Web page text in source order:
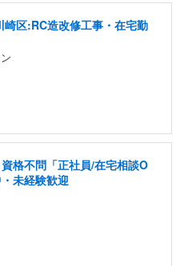
区:RC造改修工事・在宅勤
格不問「正社員/在宅相談O
未経験歓迎